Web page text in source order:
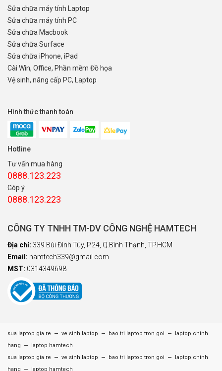
Sửa chữa máy tính Laptop
Sửa chữa máy tính PC
Sửa chữa Macbook
Sửa chữa Surface
Sửa chữa iPhone, iPad
Cài Win, Office, Phần mềm Đồ họa
Vệ sinh, nâng cấp PC, Laptop
Hình thức thanh toán
Hotline
Tư vấn mua hàng
0888.123.223
Góp ý
0888.123.223
CÔNG TY TNHH TM-DV CÔNG NGHỆ HAMTECH
Địa chỉ: 339 Bùi Đình Túy, P.24, Q.Bình Thạnh, TP.HCM
Email: hamtech339@gmail.com
MST: 0314349698
sua laptop gia re – ve sinh laptop – bao tri laptop tron goi –
laptop chinh
hang
–
laptop hamtech
sua laptop gia re
– ve sinh laptop – bao tri laptop tron goi –
laptop chinh
hang
laptop hamtech